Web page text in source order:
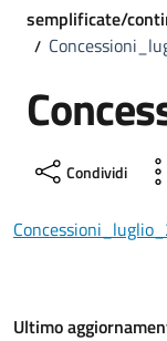
semplificate/
Condividi
Ultimo